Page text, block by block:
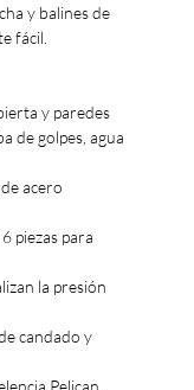
y balines de
fácil.
y paredes
de golpes, agua
acero
piezas para
la presión
candado y
Pelican.